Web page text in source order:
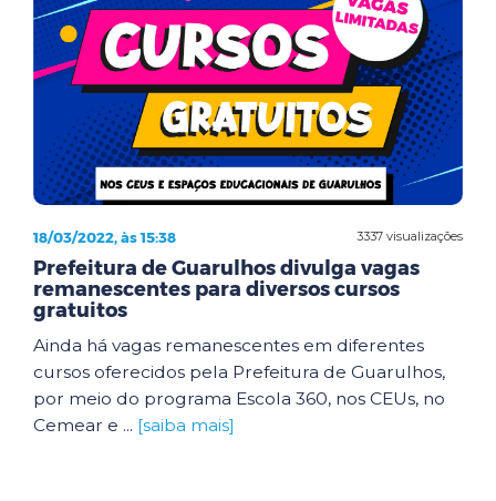
3337 visualizações
18/03/2022, às 15:38
Prefeitura de Guarulhos divulga vagas
remanescentes para diversos cursos
gratuitos
Ainda há vagas remanescentes em diferentes
cursos oferecidos pela Prefeitura de Guarulhos,
por meio do programa Escola 360, nos CEUs, no
Cemear e ... [saiba mais]